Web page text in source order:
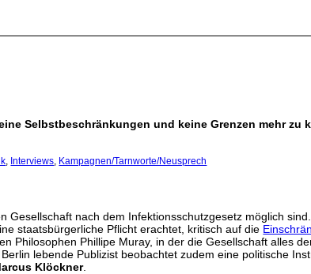
Selbstbeschränkungen und keine Grenzen mehr zu
, Interviews, Kampagnen/Tarnworte/Neusprech
Gesellschaft nach dem Infektionsschutzgesetz möglich
staatsbürgerliche Pflicht erachtet, kritisch auf die
Philosophen Phillipe Muray, in der die Gesellschaft alles
lebende Publizist beobachtet zudem eine politische
Klöckner.